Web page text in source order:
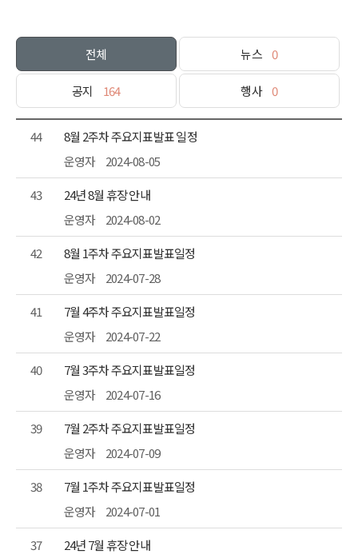
전체 뉴스 0
공지 164 행사 0
44
8월 2주차 주요지표발표 일정
운영자
2024-08-05
43
24년 8월 휴장 안내
운영자
2024-08-02
42
8월 1주차 주요지표발표일정
운영자
2024-07-28
41
7월 4주차 주요지표발표일정
운영자
2024-07-22
40
7월 3주차 주요지표발표일정
운영자
2024-07-16
39
7월 2주차 주요지표발표일정
운영자
2024-07-09
38
7월 1주차 주요지표발표일정
운영자
2024-07-01
37
24년 7월 휴장 안내